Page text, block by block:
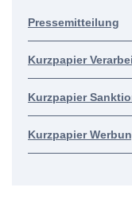
Pressemitteilung
Kurzpapier
Kurzpapier
Kurzpapier